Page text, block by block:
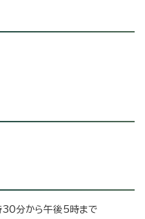
30分から午後5時まで